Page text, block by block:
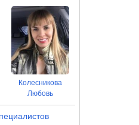
Колесникова
Любовь